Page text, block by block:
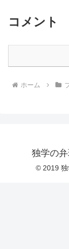
コメント
ホーム
独学の
© 2019 独